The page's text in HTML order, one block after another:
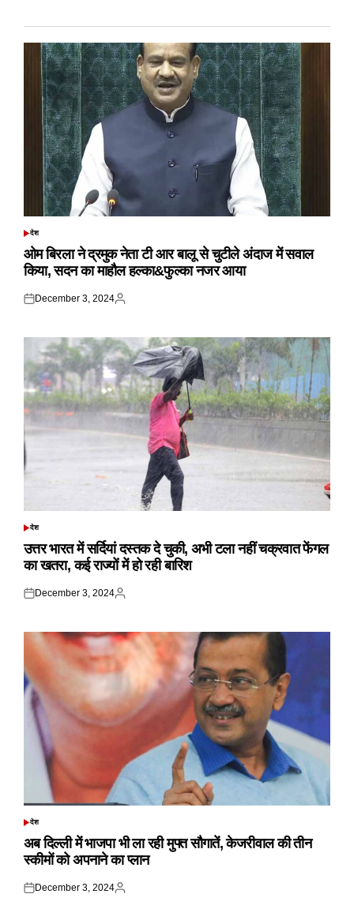
POSTED
देश
ओम बिरला ने द्रमुक नेता टी आर बालू से चुटीले अंदाज में सवाल
किया, सदन का माहौल हल्का&फुल्का नजर आया
Posted
December 3, 2024
Posted
POSTED
देश
उत्तर भारत में सर्दियां दस्तक दे चुकी, अभी टला नहीं चक्रवात फेंगल
का खतरा, कई राज्यों में हो रही बारिश
Posted
December 3, 2024
Posted
POSTED
देश
अब दिल्ली में भाजपा भी ला रही मुफ्त सौगातें, केजरीवाल की तीन
स्कीमों को अपनाने का प्लान
Posted
December 3, 2024
Posted